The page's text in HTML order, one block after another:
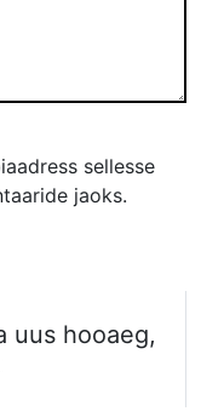
sellesse
jaoks.
uus hooaeg,